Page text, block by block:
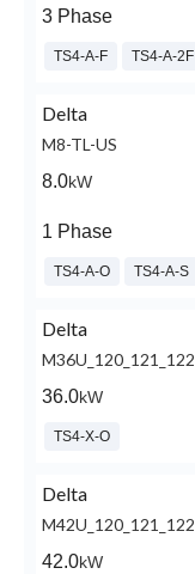
3 Phase
TS4-A-F TS4-A-2F
Delta
M8-TL-US
8.0kW
1 Phase
TS4-A-O TS4-A-S
Delta
M36U_120_121_122
36.0kW
TS4-X-O
Delta
M42U_120_121_122
42.0kW